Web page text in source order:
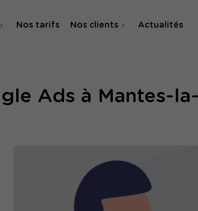
SMA
Nos tarifs Nos clients Actualités
Ads à Mantes-